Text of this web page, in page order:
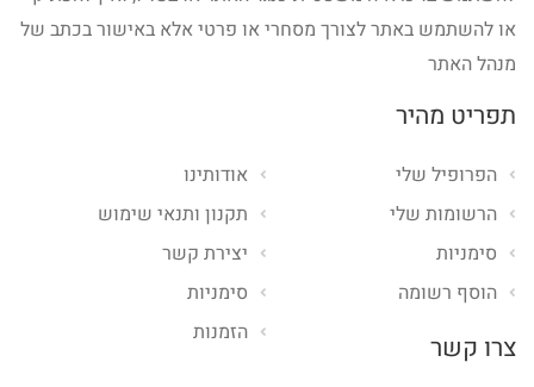
או להשתמש באתר לצורך מסחרי או פרטי אלא באישור בכתב של
מנהל האתר
תפריט מהיר
אודותינו
תקנון ותנאי שימוש
יצירת קשר
סימניות
הזמנות
הפרופיל שלי
הרשומות שלי
סימניות
הוסף רשומה
צרו קשר